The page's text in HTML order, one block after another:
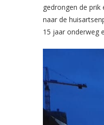
gedrongen de
naar de
15 jaar onderweg